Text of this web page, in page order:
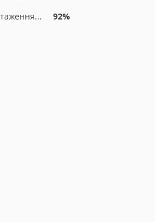
92%